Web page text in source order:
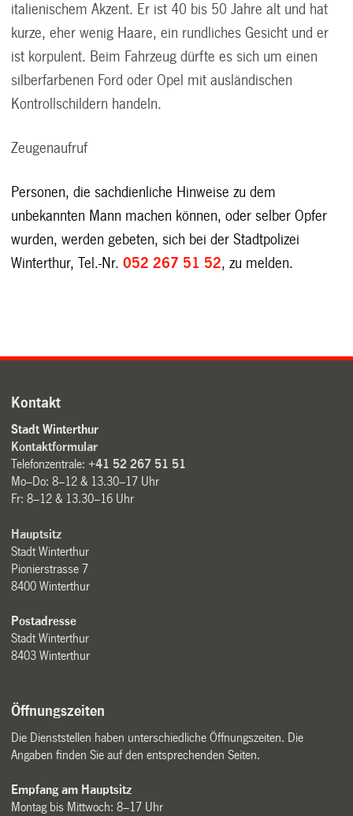
italienischem Akzent. Er ist 40 bis 50 Jahre alt und hat
kurze, eher wenig Haare, ein rundliches Gesicht und er
ist korpulent. Beim Fahrzeug dürfte es sich um einen
silberfarbenen Ford oder Opel mit ausländischen
Kontrollschildern handeln.
Zeugenaufruf
Personen, die sachdienliche Hinweise zu dem
unbekannten Mann machen können, oder selber Opfer
wurden, werden gebeten, sich bei der Stadtpolizei
Winterthur, Tel.-Nr.052 267 51 52, zu melden.
Kontakt
Stadt Winterthur
Kontaktformular
Telefonzentrale:+41 52 267 51 51
Mo–Do: 8–12 & 13.30–17 Uhr
Fr: 8–12 & 13.30–16 Uhr
Hauptsitz
Stadt Winterthur
Pionierstrasse 7
8400 Winterthur
Postadresse
Stadt Winterthur
8403 Winterthur
Öffnungszeiten
Die Dienststellen haben unterschiedliche Öffnungszeiten. Die
Angaben finden Sie auf den entsprechenden Seiten.
Empfang am Hauptsitz
Montag bis Mittwoch: 8–17 Uhr